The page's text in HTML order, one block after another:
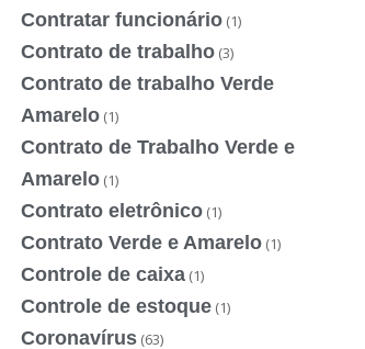
Contratar funcionário (1)
Contrato de trabalho (3)
Contrato de trabalho Verde
Amarelo (1)
Contrato de Trabalho Verde e
Amarelo (1)
Contrato eletrônico (1)
Contrato Verde e Amarelo (1)
Controle de caixa (1)
Controle de estoque (1)
Coronavírus (63)